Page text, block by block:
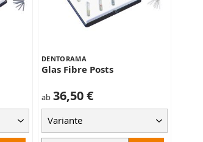
DENTORAMA
Glas Fibre Posts
ab 36,50 €